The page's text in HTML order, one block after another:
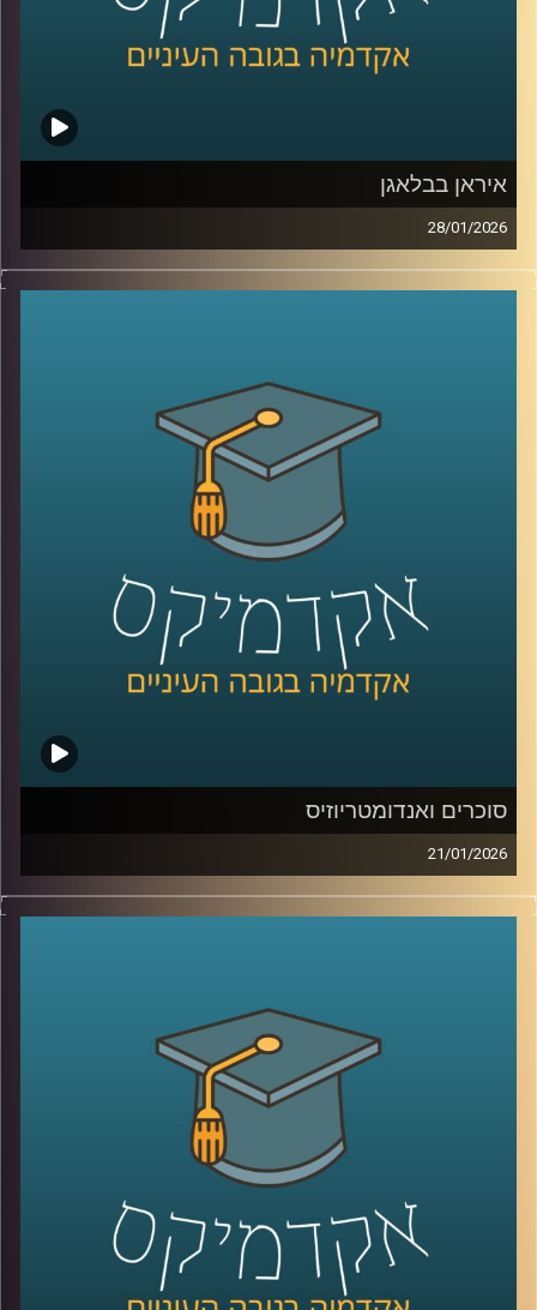
איראן בבלאגן
28/01/2026
מאז הפעם האחרונה שדיברנו עם ד׳׳ר מאיר ג׳בדנפר, איראן
חווה טלטלה עמוקה, מחאה מתמשכת, דיכוי אלים שבו נהרגו
בפרק הזה ננסה להבין מה באמת קורה בתוך איראן היום, איך
נראית המחאה מבפנים, עד כמה המשטר מרגיש מאוים, ואיך כל
זה מתחבר גם לאזור, לישראל, ולמה שאנחנו רואים בכותרות.
אז כדי לדבר על כל זה, שב אלינו ד׳׳ר מאיר ג׳בדנפר, מומחה
לפוליטיקה עכשווית של איראן בבית הספר לאודר לממשל,
דיפלומטיה ואסטרטגיה באוניברסיטת רייכמן
קרדיט תמונות:
AudioVersity
סוכרים ואנדומטריוזיס
21/01/2026
כשאנחנו חושבים על מחלות קשות כמו סרטן, אנחנו בדרך
כלל מדמיינים מוטציות, גנים ואולי גם כימותרפיה. אבל יש
שמצליח להתחמק. זו שכבת הסוכרים, שרשראות זעירות
שעוטפות את התאים שלנו, כמו סוג של “תעודת זהות”
ביולוגית. כשהתעודה הזו משתנה, זה יכול להופיע בסרטן, אבל
זה יכול להופיע גם במחלות אחרות, למשל אנדומטריוזיס, מחלה
נפוצה וכואבת שלפעמים לוקח שנים עד שמקבלים עליה
אבחנה. והשאלה המרתקת היא האם אפשר לקחת את השינויים
האלה על פני התא ולהפוך אותם לשפה חדשה של רפואה, גם
לאבחון מוקדם יותר וגם לטיפול מדויק יותר.
היום בפרק אנחנו נכנסים לעולם הזה, עולם הגליקוביולוגיה
התרגומית, ונשאל איך הופכים שינוי קטן על פני תא לכלי
שעוזר לנו לזהות מחלה מוקדם יותר או לתקוף אותה